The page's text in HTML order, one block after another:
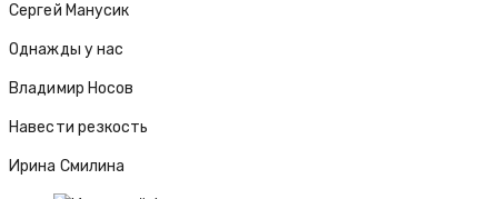
Сергей Манусик
Однажды у нас
Владимир Носов
Навести резкость
Ирина Смилина